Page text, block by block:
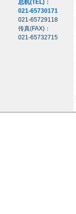
总机(TEL)：
021-65730171
021-65729118
传真(FAX)：
021-65732715